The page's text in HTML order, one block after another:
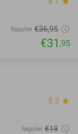
Regulier €36,95
€31 ,95
9.3 star
Regulier €18